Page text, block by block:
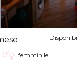
femminile